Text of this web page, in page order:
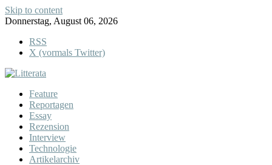
Skip to content
Donnerstag, August 06, 2026
RSS
X (vormals Twitter)
Feature
Reportagen
Essay
Rezension
Interview
Technologie
Artikelarchiv